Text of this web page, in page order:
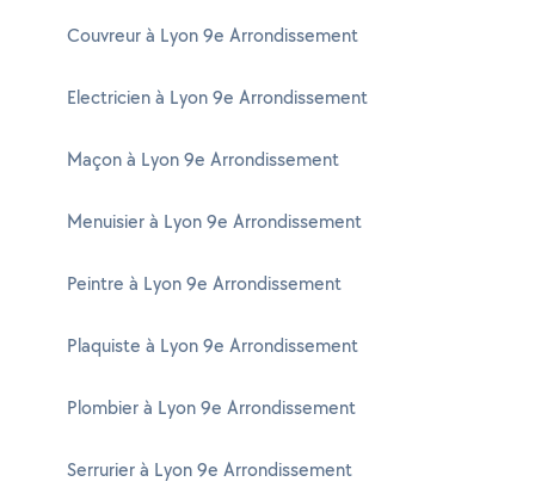
Couvreur à Lyon 9e Arrondissement
Electricien à Lyon 9e Arrondissement
Maçon à Lyon 9e Arrondissement
Menuisier à Lyon 9e Arrondissement
Peintre à Lyon 9e Arrondissement
Plaquiste à Lyon 9e Arrondissement
Plombier à Lyon 9e Arrondissement
Serrurier à Lyon 9e Arrondissement